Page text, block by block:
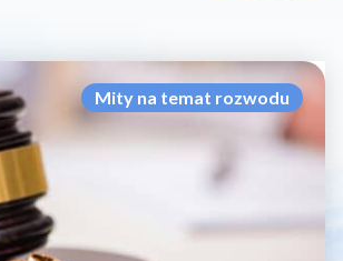
Mity na temat rozwodu